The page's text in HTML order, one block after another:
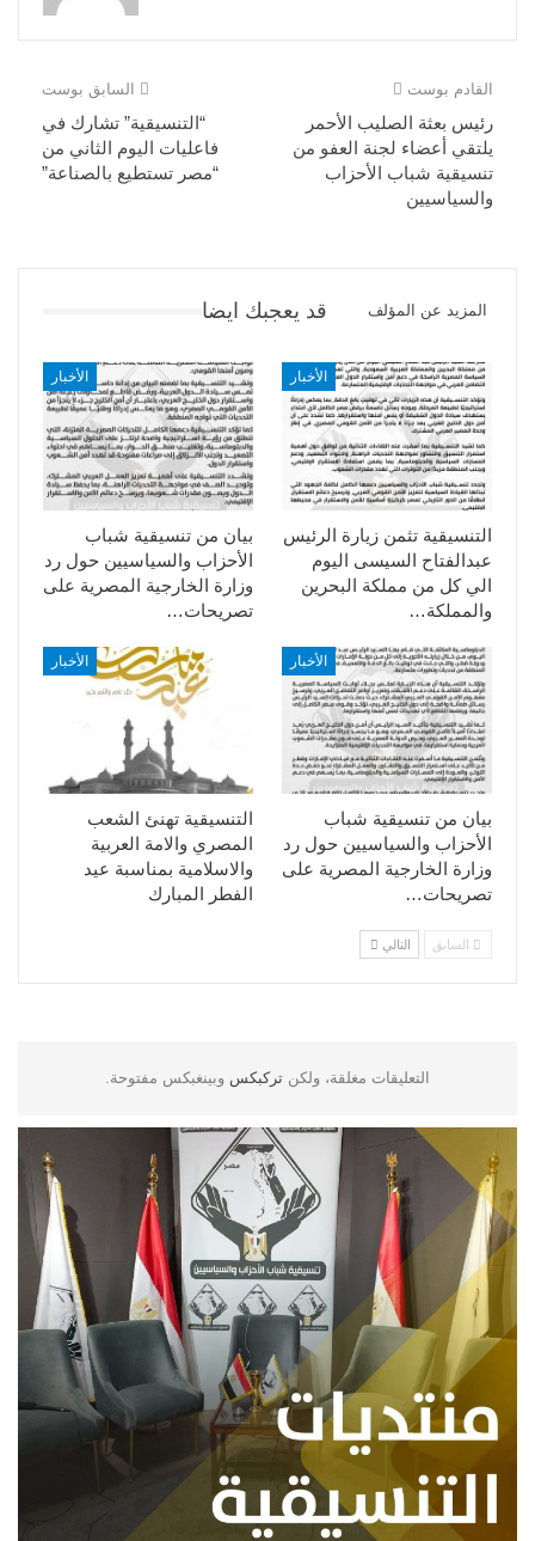
السابق بوست
“التنسيقية” تشارك في
فاعليات اليوم الثاني من
“مصر تستطيع بالصناعة”
القادم بوست
رئيس بعثة الصليب الأحمر
يلتقي أعضاء لجنة العفو من
تنسيقية شباب الأحزاب
والسياسيين
قد يعجبك ايضا المزيد عن المؤلف
الأخبار
بيان من تنسيقية شباب
الأحزاب والسياسيين حول رد
وزارة الخارجية المصرية على
تصريحات…
الأخبار
التنسيقية تثمن زيارة الرئيس
عبدالفتاح السيسى اليوم
الي كل من مملكة البحرين
والمملكة…
الأخبار
التنسيقية تهنئ الشعب
المصري والامة العربية
والاسلامية بمناسبة عيد
الفطر المبارك
الأخبار
بيان من تنسيقية شباب
الأحزاب والسياسيين حول رد
وزارة الخارجية المصرية على
تصريحات…
السابق التالي
التعليقات مغلقة، ولكن تركبكس وبينغبكس مفتوحة.